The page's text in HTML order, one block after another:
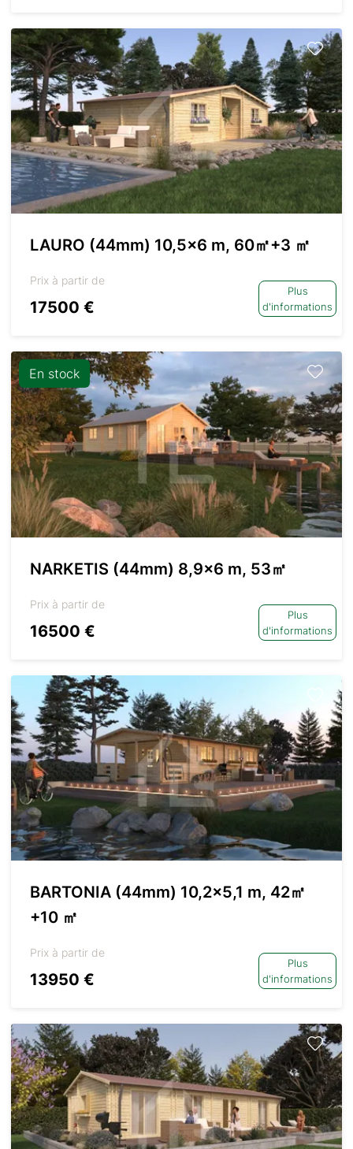
LAURO (44mm) 10,5×6 m, 60㎡+3 ㎡
Prix à partir de
17500 €
Plus
d'informations
En stock
NARKETIS (44mm) 8,9×6 m, 53㎡
Prix à partir de
16500 €
Plus
d'informations
BARTONIA (44mm) 10,2×5,1 m, 42㎡
+10 ㎡
Prix à partir de
13950 €
Plus
d'informations